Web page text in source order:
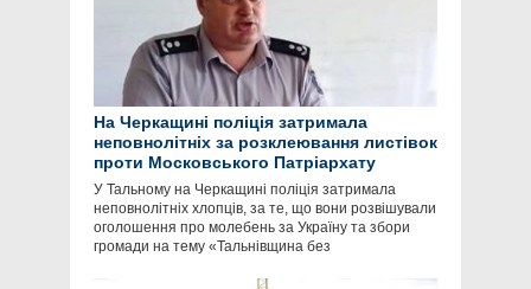
На Черкащині поліція затримала
неповнолітніх за розклеювання листівок
проти Московського Патріархату
У Тальному на Черкащині поліція затримала
неповнолітніх хлопців, за те, що вони розвішували
оголошення про молебень за Україну та збори
громади на тему «Тальнівщина без